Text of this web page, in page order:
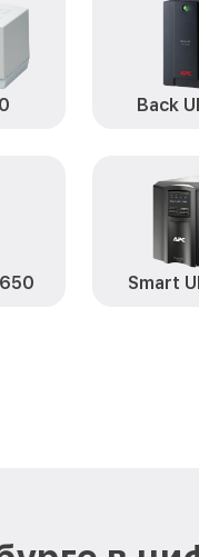
Back
Smart